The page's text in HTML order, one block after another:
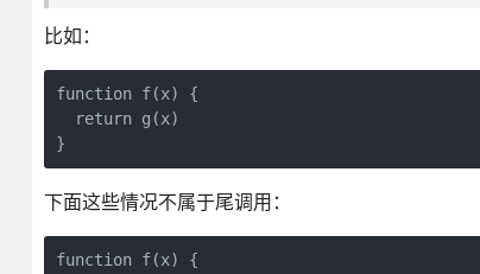
比如：
function f(x) {
  return g(x)
下面这些情况不属于尾调用：
function f(x) {